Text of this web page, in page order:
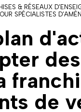
& RÉSEAUX
SPÉCIALISTES
des
de